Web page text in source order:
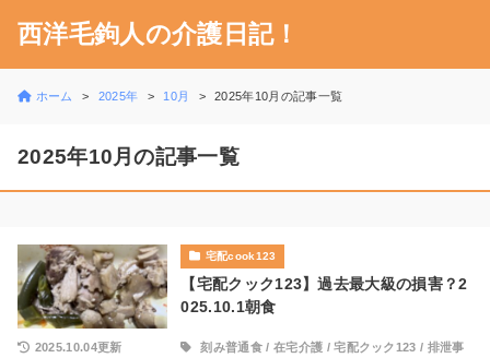
西洋毛鉤人の介護日記！
ホーム 2025年 10月 2025年10月の記事一覧
2025年10月の記事一覧
宅配cook123
【宅配クック123】過去最大級の損害？2
025.10.1朝食
2025.10.04更新 刻み普通食/ 在宅介護 /宅配クック123 / 排泄事